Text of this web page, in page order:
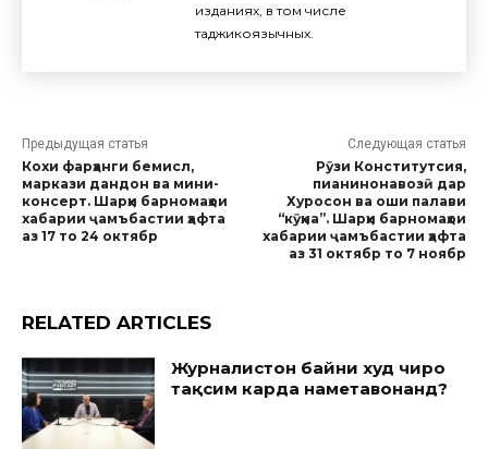
изданиях, в том числе
таджикоязычных.
Предыдущая статья
Кохи фарҳанги бемисл,
маркази дандон ва мини-
консерт. Шарҳи барномаҳои
хабарии ҷамъбастии ҳафта
аз 17 то 24 октябр
Следующая статья
Рӯзи Конститутсия,
пианинонавозӣ дар
Хуросон ва оши палави
“кӯҳна”. Шарҳи барномаҳои
хабарии ҷамъбастии ҳафта
аз 31 октябр то 7 ноябр
RELATED ARTICLES
Журналистон байни худ чиро
тақсим карда наметавонанд?